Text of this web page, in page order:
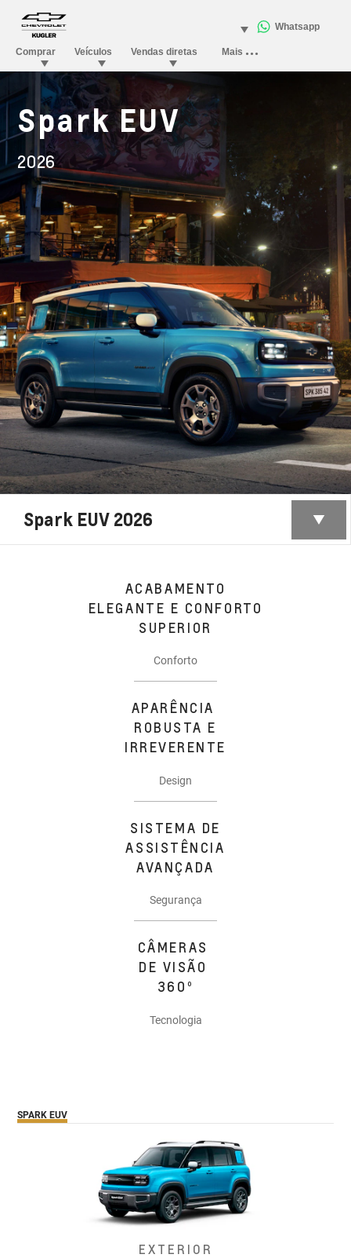
Spark EUV
2026
Spark EUV 2026
ACABAMENTO
ELEGANTE E CONFORTO
SUPERIOR
Conforto
APARÊNCIA
ROBUSTA E
IRREVERENTE
Design
SISTEMA DE
ASSISTÊNCIA
AVANÇADA
Segurança
CÂMERAS
DE VISÃO
360º
Tecnologia
SPARK EUV
EXTERIOR